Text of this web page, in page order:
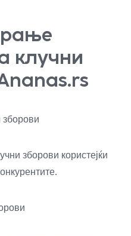
клучни
зборови користејќи